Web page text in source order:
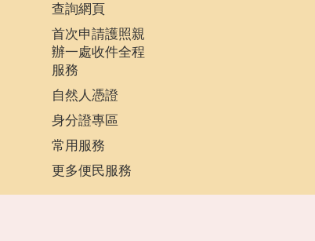
查詢網頁
首次申請護照親
辦一處收件全程
服務
自然人憑證
身分證專區
常用服務
更多便民服務